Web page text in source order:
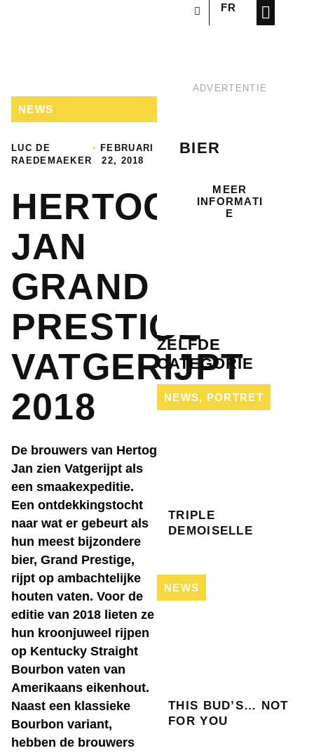
FR
NEWS
LUC DE
RAEDEMAEKER
• FEBRUARI
22, 2018
HERTOG
JAN
GRAND
PRESTIGE
VATGERIJPT
2018
De brouwers van Hertog
Jan zien Vatgerijpt als
een smaakexpeditie.
Een ontdekkingstocht
naar wat er gebeurt als
hun meest bijzondere
bier, Grand Prestige,
rijpt op ambachtelijke
houten vaten. Voor de
editie van 2018 lieten ze
hun kroonjuweel rijpen
op Kentucky Straight
Bourbon vaten van
Amerikaans eikenhout.
Naast een klassieke
Bourbon variant,
hebben de brouwers
ADVERTENTIE
BIER
MEER
INFORMATI
E
ZELFDE
CATEGORIE
NEWS, PORTRET
TRIPLE
DEMOISELLE
NEWS
THIS BUD’S… NOT
FOR YOU